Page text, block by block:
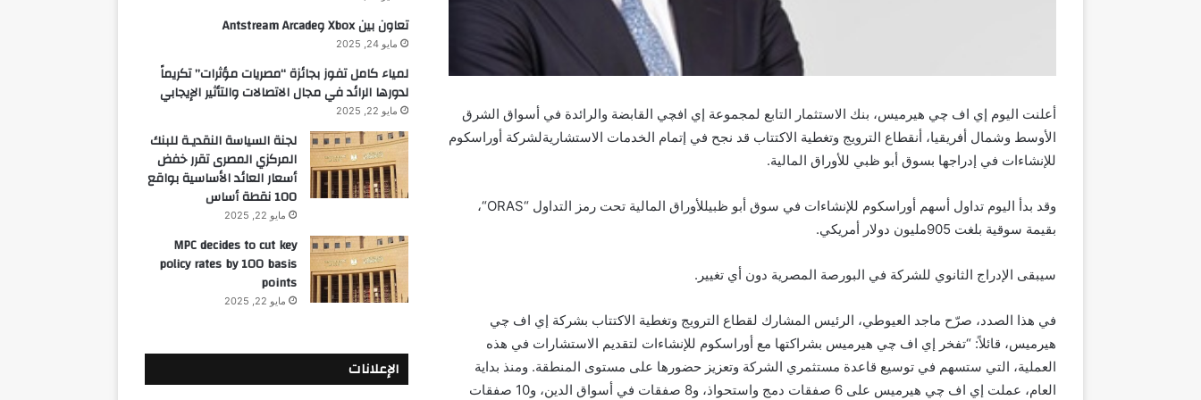
أعلنت اليوم إي اف چي هيرميس، بنك الاستثمار التابع لمجموعة إي افچي القابضة والرائدة في أسواق الشرق
الأوسط وشمال أفريقيا، أنقطاع الترويج وتغطية الاكتتاب قد نجح في إتمام الخدمات الاستشاريةلشركة أوراسكوم
للإنشاءات في إدراجها بسوق أبو ظبي للأوراق المالية.
وقد بدأ اليوم تداول أسهم أوراسكوم للإنشاءات في سوق أبو ظبيللأوراق المالية تحت رمز التداول “
ORAS
“،
بقيمة سوقية بلغت 905مليون دولار أمريكي.
سيبقى الإدراج الثانوي للشركة في البورصة المصرية دون أي تغيير .
في هذا الصدد، صرّح ماجد العيوطي، الرئيس المشارك لقطاع الترويج وتغطية الاكتتاب بشركة إي اف چي
هيرميس، قائلاً: “تفخر إي اف چي هيرميس بشراكتها مع أوراسكوم للإنشاءات لتقديم الاستشارات في هذه
العملية، التي ستسهم في توسيع قاعدة مستثمري الشركة وتعزيز حضورها على مستوى المنطقة. ومنذ بداية
العام، عملت إي اف چي هيرميس على
صفقات دمج واستحواذ، و8
صفقات في أسواق الدين، و10 صفقات
تعاون بين Xbox وAntstream Arcade
مايو 24, 2025
لمياء كامل تفوز بجائزة “مصريات مؤثرات” تكريماً
لدورها الرائد في مجال الاتصالات والتأثير الإيجابي
مايو 22, 2025
لجنة السياسة النقديـة للبنك
المركزي المصرى تقرر خفض
أسعار العائد الأساسية بواقع
100 نقطة أساس
مايو 22, 2025
MPC decides to cut key
policy rates by 100 basis
points
مايو 22, 2025
الإعلانات